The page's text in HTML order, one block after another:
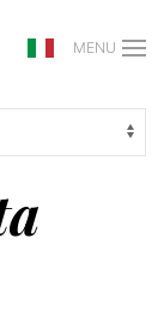
MENU